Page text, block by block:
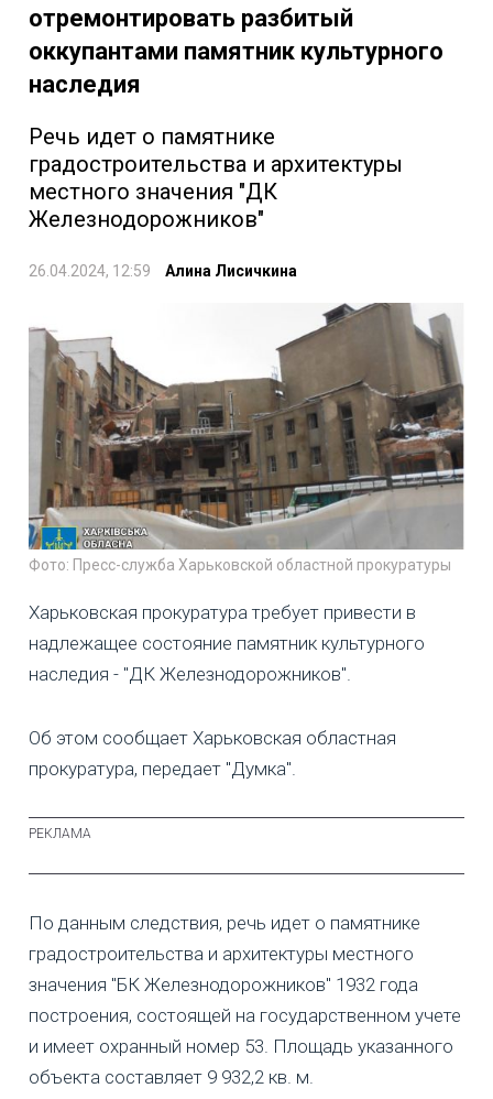
отремонтировать разбитый
оккупантами памятник культурного
наследия
Речь идет о памятнике
градостроительства и архитектуры
местного значения "ДК
Железнодорожников"
26.04.2024, 12:59 Алина Лисичкина
Фото: Пресс-служба Харьковской областной прокуратуры
Харьковская прокуратура требует привести в
надлежащее состояние памятник культурного
наследия - "ДК Железнодорожников".
Об этом сообщает Харьковская областная
прокуратура, передает "Думка".
По данным следствия, речь идет о памятнике
градостроительства и архитектуры местного
значения "БК Железнодорожников" 1932 года
построения, состоящей на государственном учете
и имеет охранный номер 53. Площадь указанного
объекта составляет 9 932,2 кв. м.